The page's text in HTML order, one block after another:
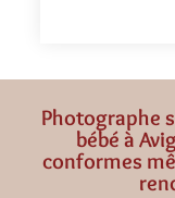
Photographe
bébé à
conformes